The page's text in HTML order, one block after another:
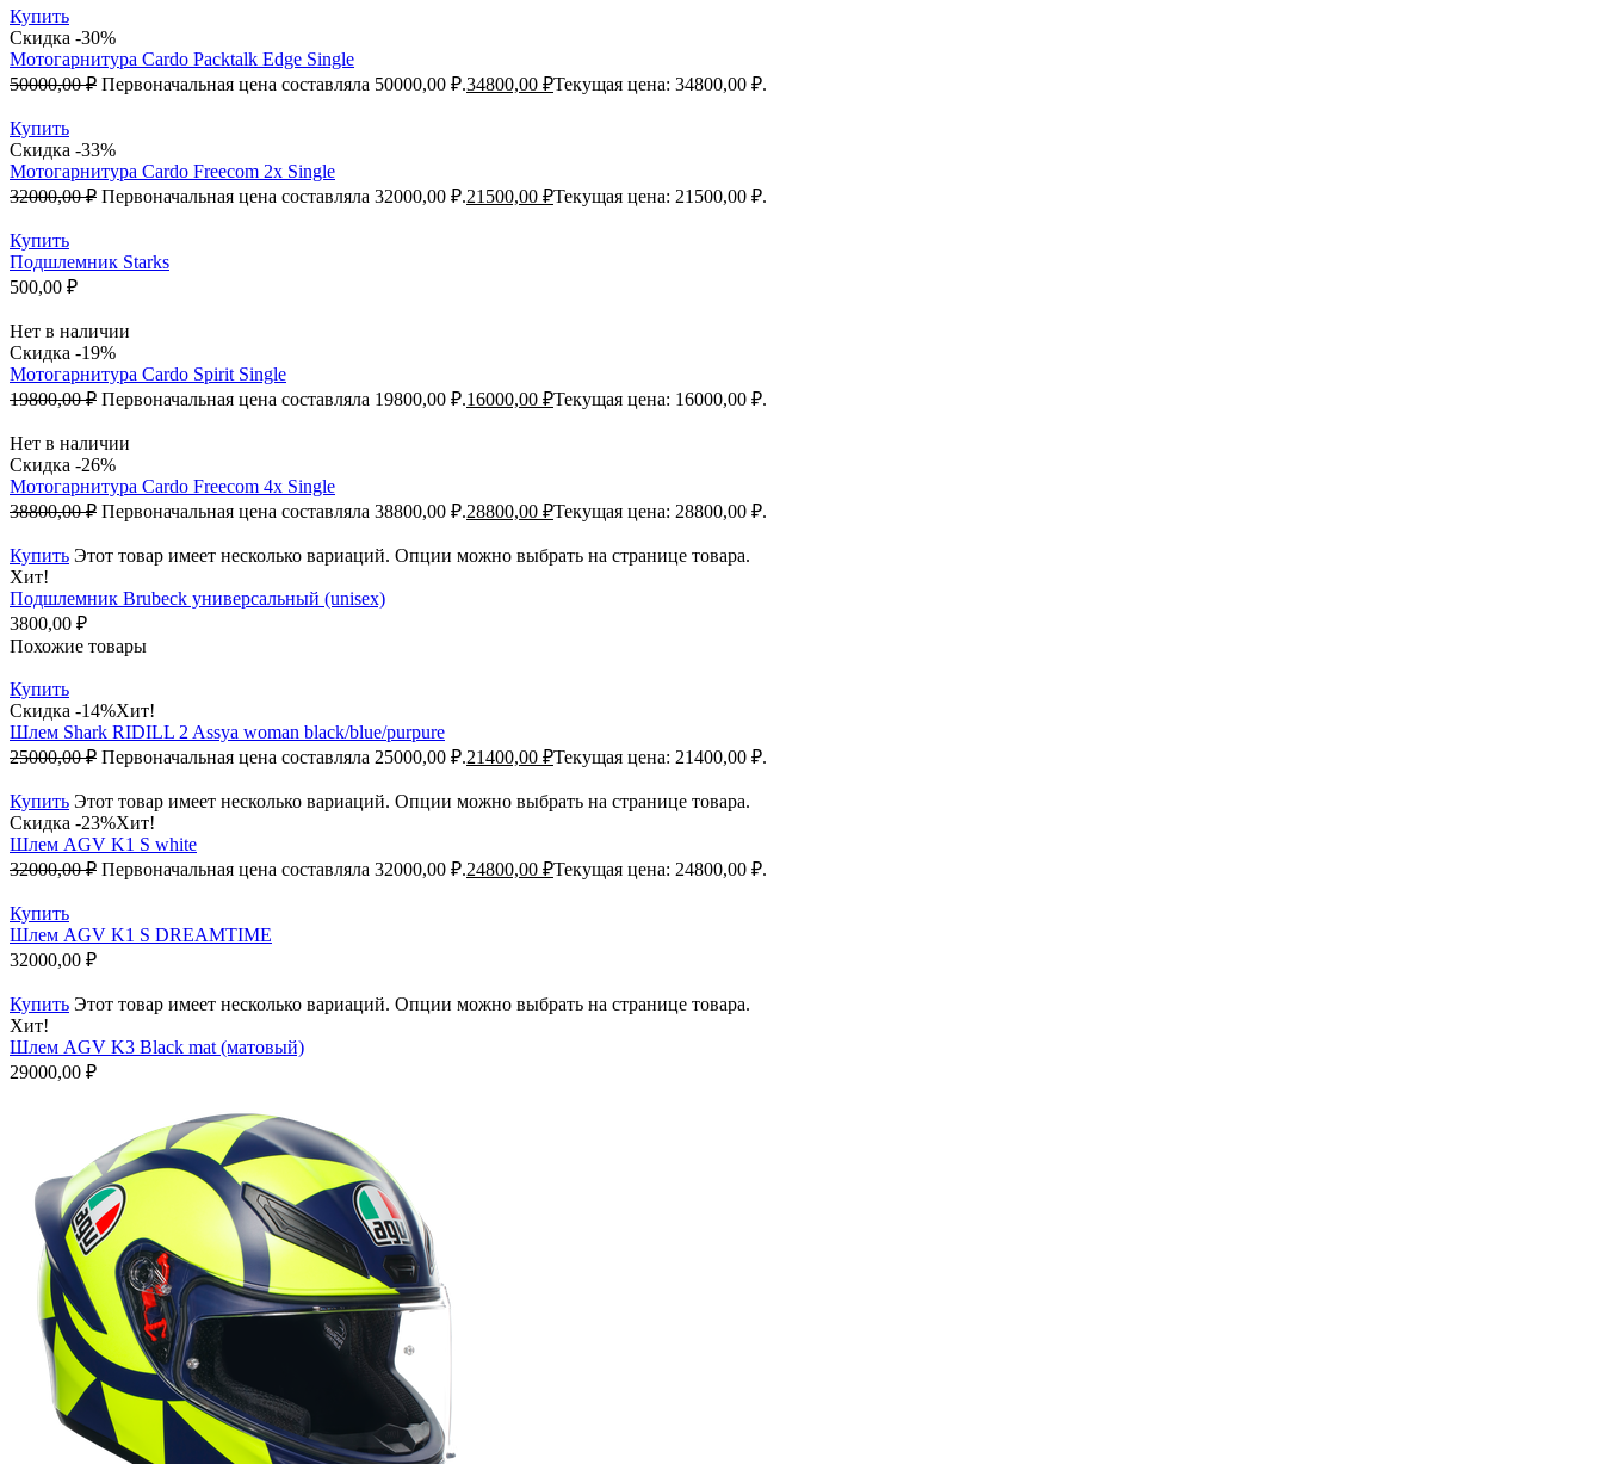
Купить
Скидка -30%
Мотогарнитура Cardo Packtalk Edge Single
50000,00₽ Первоначальная цена составляла 50000,00 ₽.34800,00 ₽Текущая цена: 34800,00 ₽.
Купить
Скидка -33%
Мотогарнитура Cardo Freecom 2x Single
32000,00₽ Первоначальная цена составляла 32000,00 ₽.21500,00 ₽Текущая цена: 21500,00 ₽.
Купить
Подшлемник Starks
500,00 ₽
Нет в наличии
Скидка -19%
Мотогарнитура Cardo Spirit Single
19800,00₽ Первоначальная цена составляла 19800,00 ₽.16000,00 ₽Текущая цена: 16000,00 ₽.
Нет в наличии
Скидка -26%
Мотогарнитура Cardo Freecom 4x Single
38800,00₽ Первоначальная цена составляла 38800,00 ₽.28800,00 ₽Текущая цена: 28800,00 ₽.
Купить Этот товар имеет несколько вариаций. Опции можно выбрать на странице товара.
Хит!
Подшлемник Brubeck универсальный (unisex)
3800,00 ₽
Похожие товары
Купить
Скидка -14%Хит!
Шлем Shark RIDILL 2 Assya woman black/blue/purpure
25000,00₽ Первоначальная цена составляла 25000,00 ₽.21400,00 ₽Текущая цена: 21400,00 ₽.
Купить Этот товар имеет несколько вариаций. Опции можно выбрать на странице товара.
Скидка -23%Хит!
Шлем AGV K1 S white
32000,00₽ Первоначальная цена составляла 32000,00 ₽.24800,00 ₽Текущая цена: 24800,00 ₽.
Купить
Шлем AGV K1 S DREAMTIME
32000,00 ₽
Купить Этот товар имеет несколько вариаций. Опции можно выбрать на странице товара.
Хит!
Шлем AGV K3 Black mat (матовый)
29000,00 ₽